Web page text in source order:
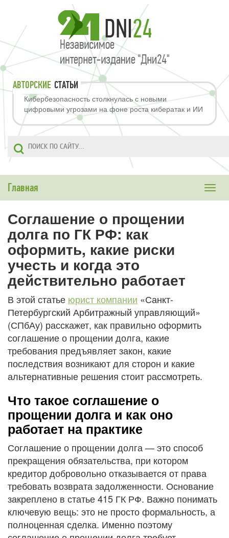
АВТОРСКИЕ СТАТЬИ
Кибербезопасность столкнулась с новыми
цифровыми угрозами на фоне роста кибератак и ИИ
Toggle
Главная
Соглашение о прощении
долга по ГК РФ: как
оформить, какие риски
учесть и когда это
действительно работает
В этой статье юрист компании «Санкт-
Петербургский Арбитражный управляющий»
(СПбАу) расскажет, как правильно оформить
соглашение о прощении долга, какие
требования предъявляет закон, какие
последствия возникают для сторон и какие
альтернативные решения стоит рассмотреть.
Что такое соглашение о
прощении долга и как оно
работает на практике
Соглашение о прощении долга — это способ
прекращения обязательства, при котором
кредитор добровольно отказывается от права
требовать возврата задолженности. Основание
закреплено в статье 415 ГК РФ. Важно понимать
ключевую вещь: это не просто формальность, а
полноценная сделка. Именно поэтому